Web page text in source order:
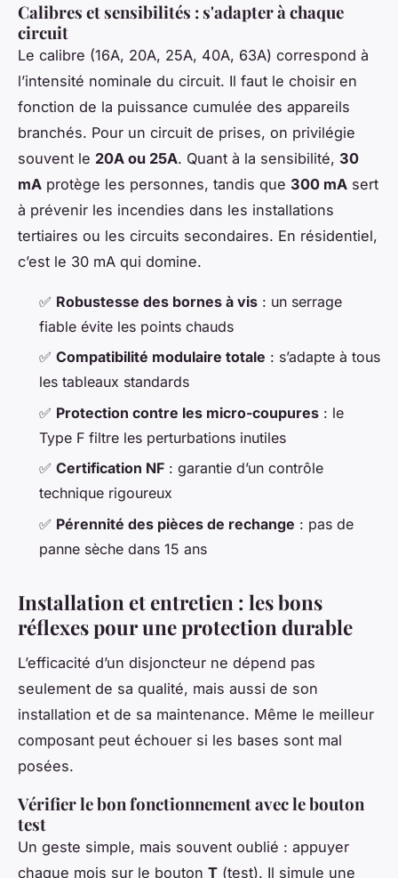
Calibres et sensibilités : s'adapter à chaque
circuit
Le calibre (16A, 20A, 25A, 40A, 63A) correspond à
l’intensité nominale du circuit. Il faut le choisir en
fonction de la puissance cumulée des appareils
branchés. Pour un circuit de prises, on privilégie
souvent le 20A ou 25A. Quant à la sensibilité, 30
mA protège les personnes, tandis que 300 mA sert
à prévenir les incendies dans les installations
tertiaires ou les circuits secondaires. En résidentiel,
c’est le 30 mA qui domine.
✅ Robustesse des bornes à vis : un serrage
fiable évite les points chauds
✅ Compatibilité modulaire totale : s’adapte à tous
les tableaux standards
✅ Protection contre les micro-coupures : le
Type F filtre les perturbations inutiles
✅ Certification NF : garantie d’un contrôle
technique rigoureux
✅ Pérennité des pièces de rechange : pas de
panne sèche dans 15 ans
Installation et entretien : les bons
réflexes pour une protection durable
L’efficacité d’un disjoncteur ne dépend pas
seulement de sa qualité, mais aussi de son
installation et de sa maintenance. Même le meilleur
composant peut échouer si les bases sont mal
posées.
Vérifier le bon fonctionnement avec le bouton
test
Un geste simple, mais souvent oublié : appuyer
chaque mois sur le bouton T (test). Il simule une